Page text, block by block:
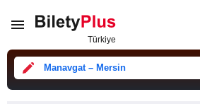
Manavgat – Mersin